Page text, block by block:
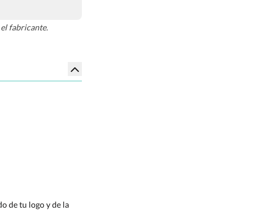
fabricante.
de tu logo y de la